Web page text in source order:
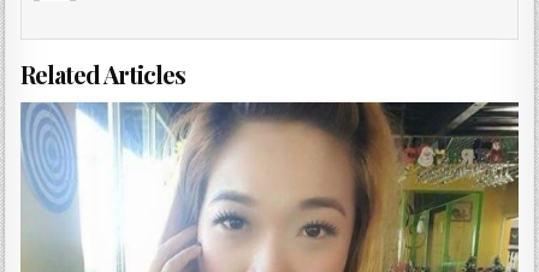
Related Articles